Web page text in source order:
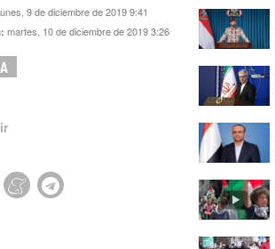
9 de diciembre de 2019 9:41
martes, 10 de diciembre de 2019 3:26
A